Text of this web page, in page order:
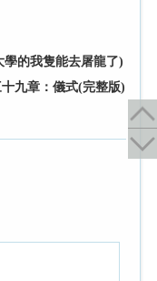
的我隻能去屠龍了)
九章：儀式(完整版)